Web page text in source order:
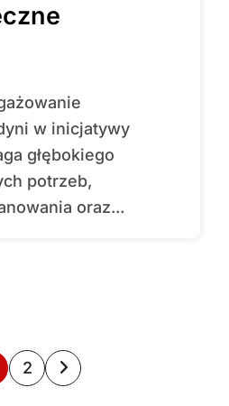
w inicjatywy
głębokiego
potrzeb,
oraz...
2